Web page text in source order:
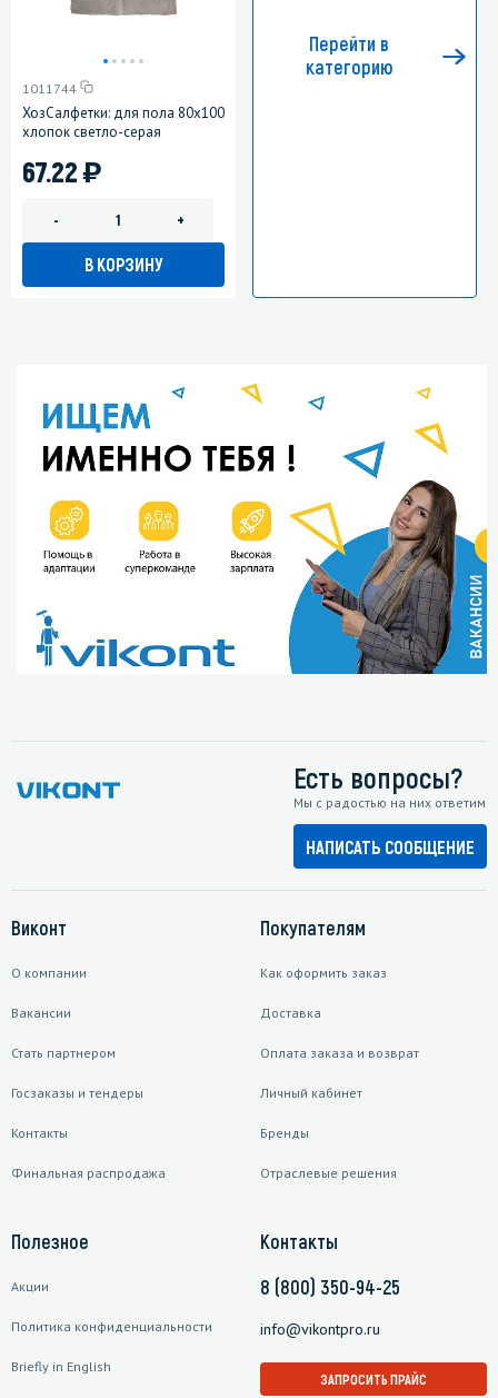
1011744
ХозСалфетки: для пола 80х100
хлопок светло-серая
67.22)
- +
В КОРЗИНУ
Перейти в
категорию
Есть вопросы?
Мы с радостью на них ответим
НАПИСАТЬ СООБЩЕНИЕ
Виконт
О компании
Вакансии
Стать партнером
Госзаказы и тендеры
Контакты
Финальная распродажа
Покупателям
Как оформить заказ
Доставка
Оплата заказа и возврат
Личный кабинет
Бренды
Отраслевые решения
Полезное
Акции
Политика конфиденциальности
Briefly in English
Контакты
8 (800) 350-94-25
info@vikontpro.ru
ЗАПРОСИТЬ ПРАЙС